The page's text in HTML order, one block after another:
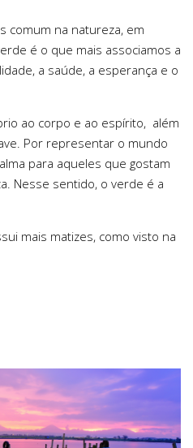
comum na natureza, em
é o que mais associamos a
a saúde, a esperança e o
ao corpo e ao espírito, além
Por representar o mundo
para aqueles que gostam
Nesse sentido, o verde é a
mais matizes, como visto na